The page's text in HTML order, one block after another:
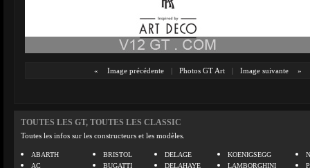
« Image précédente | Photos GT Art | Image suivante »
TOUTES LES GT, TOUTES LES CLASSIC
Toutes les infos sur les constructeurs et les modèles.
ABARTH
AC
BRISTOL
BUGATTI
DELAGE
DELAHAYE
KOENIGSEGG
LAMBORGHINI